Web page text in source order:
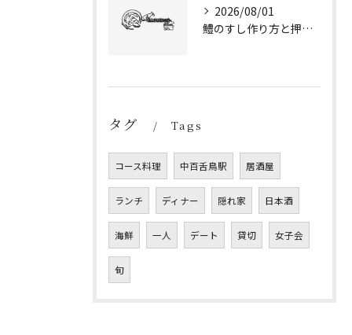
2026/08/01
鱧のすし作り方と押し寿司で家庭でも京都風の上品な味に仕上げるコツ
タグ Tags
コース料理 中百舌鳥駅 居酒屋
ランチ ディナー 隠れ家 日本酒
海鮮 一人 デート 貸切 女子会
旬